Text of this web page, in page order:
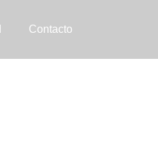
Contacto